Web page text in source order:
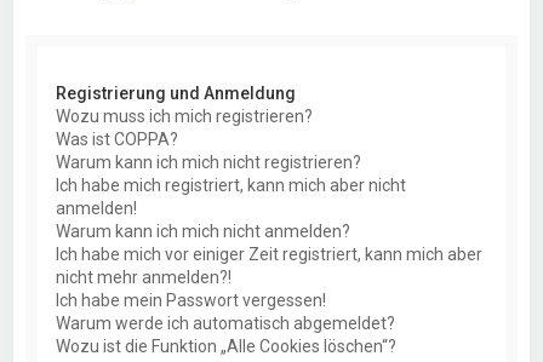
Registrierung und Anmeldung
Wozu muss ich mich registrieren?
Was ist COPPA?
Warum kann ich mich nicht registrieren?
Ich habe mich registriert, kann mich aber nicht
anmelden!
Warum kann ich mich nicht anmelden?
Ich habe mich vor einiger Zeit registriert, kann mich aber
nicht mehr anmelden?!
Ich habe mein Passwort vergessen!
Warum werde ich automatisch abgemeldet?
Wozu ist die Funktion „Alle Cookies löschen“?